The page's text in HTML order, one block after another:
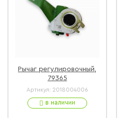
Рычаг регулировочный,
79365
Артикул: 2018004006
в наличии